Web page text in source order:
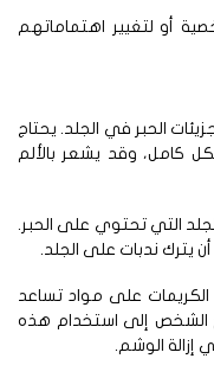
أو لتغيير اهتماماتهم
الحبر في الجلد. يحتاج
وقد يشعر بالألم
التي تحتوي على الحبر.
ندبات على الجلد.
على مواد تساعد
إلى استخدام هذه
الوشم.